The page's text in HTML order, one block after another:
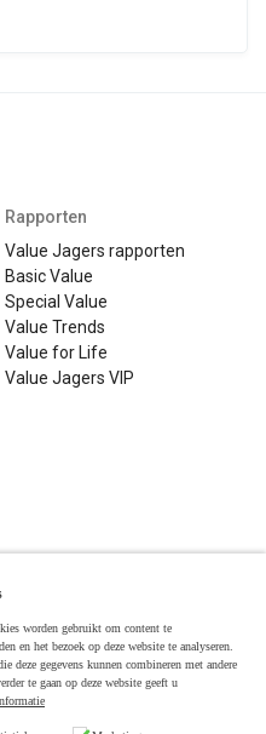
Rapporten
Value Jagers rapporten
Basic Value
Special Value
Value Trends
Value for Life
Value Jagers VIP
worden gebruikt om content te
en het bezoek op deze website te analyseren.
deze gegevens kunnen combineren met andere
te gaan op deze website geeft u